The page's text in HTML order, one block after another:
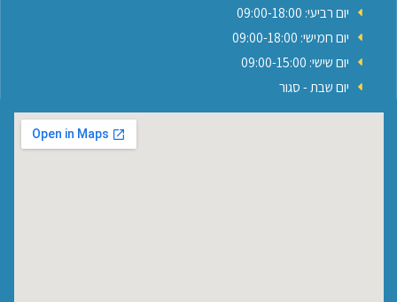
יום רביעי: 09:00-18:00
יום חמישי: 09:00-18:00
יום שישי: 09:00-15:00
יום שבת - סגור